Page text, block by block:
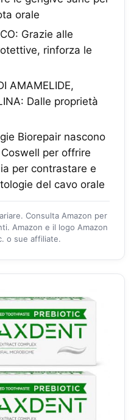
orale
Grazie alle
rinforza le
AMAMELIDE,
Dalle proprietà
Biorepair nascono
per offrire
per contrastare e
del cavo orale
Consulta Amazon per
Amazon e il logo Amazon
o sue affiliate.